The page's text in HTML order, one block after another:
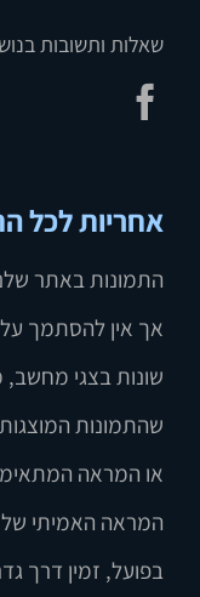
שאלות ותשובות
אחריות לכל
התמונות באתר
אך אין להסתמך
שונות בצגי מחשב,
שהתמונות
או המראה
המראה האמיתי
בפועל, זמין דרך